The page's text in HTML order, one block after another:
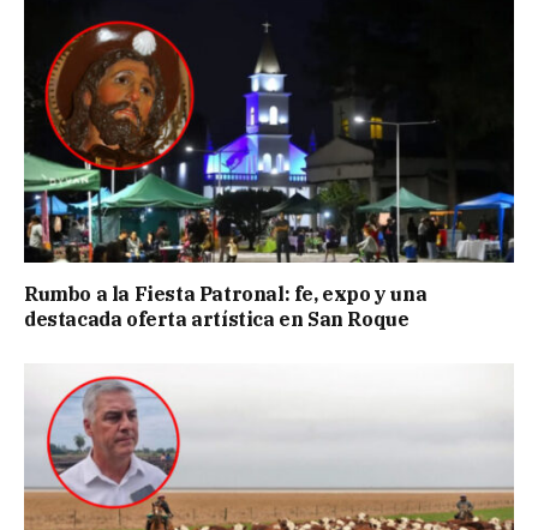
Rumbo a la Fiesta Patronal: fe, expo y una
destacada oferta artística en San Roque